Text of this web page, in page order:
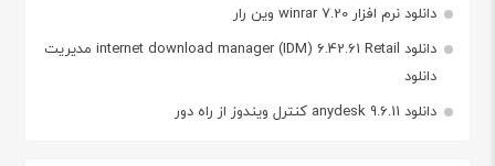
دانلود نرم افزار winrar 7.20 وین رار
دانلود internet download manager (IDM) 6.42.61 Retail مدیریت
دانلود
دانلود anydesk 9.6.11 کنترل ویندوز از راه دور